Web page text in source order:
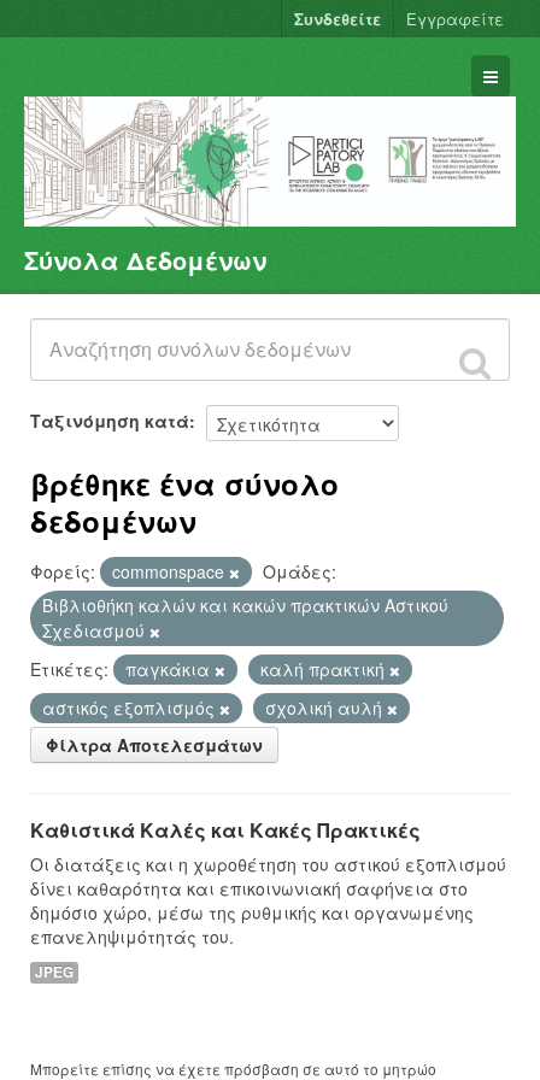
Συνδεθείτε Εγγραφείτε
Σύνολα Δεδομένων
Φορείς
Ομάδες
Σχετικά
Σύνολα Δεδομένων
Ταξινόμηση κατά
βρέθηκε ένα σύνολο
δεδομένων
Φορείς: commonspace
Ομάδες:
Βιβλιοθήκη καλών και κακών πρακτικών Αστικού
Σχεδιασμού
Ετικέτες:
παγκάκια
καλή πρακτική
αστικός εξοπλισμός
σχολική αυλή
Φίλτρα Αποτελεσμάτων
Καθιστικά Καλές και Κακές Πρακτικές
Οι διατάξεις και η χωροθέτηση του αστικού εξοπλισμού
δίνει καθαρότητα και επικοινωνιακή σαφήνεια στο
δημόσιο χώρο, μέσω της ρυθμικής και οργανωμένης
επανεληψιμότητάς του.
JPEG
Μπορείτε επίσης να έχετε πρόσβαση σε αυτό το μητρώο